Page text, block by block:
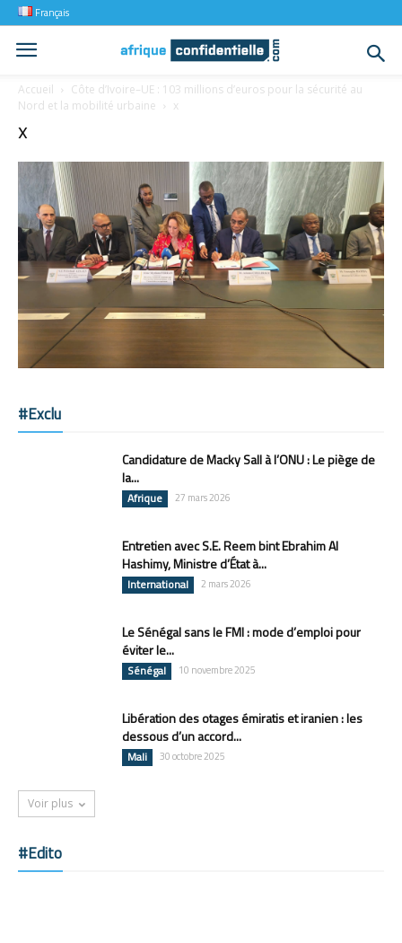
Français
Accueil
Côte d’Ivoire–UE : 103 millions d’euros pour la sécurité au
Nord et la mobilité urbaine
x
x
#Exclu
Candidature de Macky Sall à l’ONU : Le piège de
la...
Afrique 27 mars 2026
Entretien avec S.E. Reem bint Ebrahim Al
Hashimy, Ministre d’État à...
International 2 mars 2026
Le Sénégal sans le FMI : mode d’emploi pour
éviter le...
Sénégal 10 novembre 2025
Libération des otages émiratis et iranien : les
dessous d’un accord...
Mali 30 octobre 2025
Voir plus
#Edito